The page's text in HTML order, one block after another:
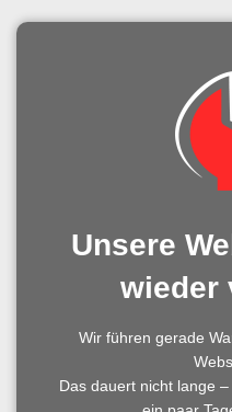
Unsere
wieder
Wir führen gerade
Das dauert nicht lange